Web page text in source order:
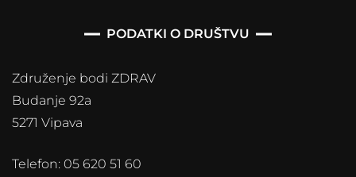
PODATKI O DRUŠTVU
Združenje bodi ZDRAV
Budanje 92a
5271 Vipava
Telefon: 05 620 51 60